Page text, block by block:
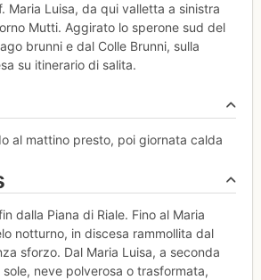
Maria Luisa, da qui valletta a sinistra
Mutti. Aggirato lo sperone sud del
brunni e dal Colle Brunni, sulla
su itinerario di salita.
al mattino presto, poi giornata calda
dalla Piana di Riale. Fino al Maria
notturno, in discesa rammollita dal
sforzo. Dal Maria Luisa, a seconda
neve polverosa o trasformata,